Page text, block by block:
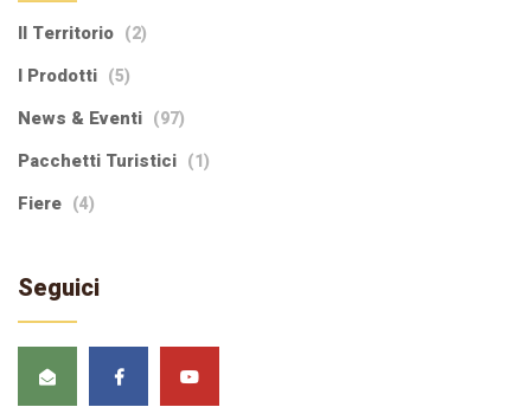
Il Territorio (2)
I Prodotti (5)
News & Eventi (97)
Pacchetti Turistici (1)
Fiere (4)
Seguici